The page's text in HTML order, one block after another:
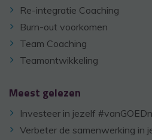
Re-integratie Coaching
Burn-out voorkomen
Team Coaching
Teamontwikkeling
Meest gelezen
Investeer in jezelf
Verbeter de samenwerking in